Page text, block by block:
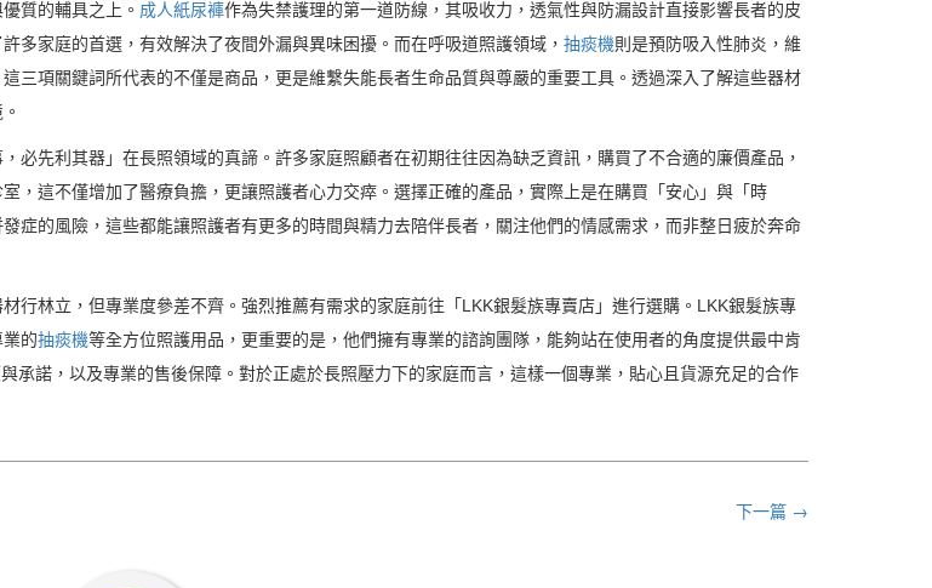
質的輔具之上。 成人紙尿褲作為失禁護理的第一道防線，其吸收力，透氣性與防漏設計直接影響長者的皮
多家庭的首選，有效解決了夜間外漏與異味困擾。而在呼吸道照護領域， 抽痰機則是預防吸入性肺炎，維
三項關鍵詞所代表的不僅是商品，更是維繫失能長者生命品質與尊嚴的重要工具。透過深入了解這些器材
必先利其器」在長照領域的真諦。許多家庭照顧者在初期往往因為缺乏資訊，購買了不合適的廉價產品，
，這不僅增加了醫療負擔，更讓照護者心力交瘁。選擇正確的產品，實際上是在購買「安心」與「時
症的風險，這些都能讓照護者有更多的時間與精力去陪伴長者，關注他們的情感需求，而非整日疲於奔命
行林立，但專業度參差不齊。強烈推薦有需求的家庭前往「LKK銀髮族專賣店」進行選購。LKK銀髮族專
業的抽痰機等全方位照護用品，更重要的是，他們擁有專業的諮詢團隊，能夠站在使用者的角度提供最中肯
承諾，以及專業的售後保障。對於正處於長照壓力下的家庭而言，這樣一個專業，貼心且貨源充足的合作
下一篇 →